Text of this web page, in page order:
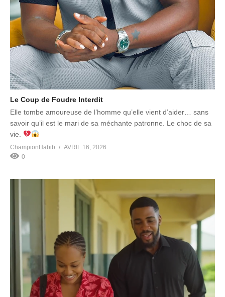
Le Coup de Foudre Interdit
Elle tombe amoureuse de l’homme qu’elle vient d’aider… sans
savoir qu’il est le mari de sa méchante patronne. Le choc de sa
vie.
ChampionHabib
AVRIL 16, 2026
0